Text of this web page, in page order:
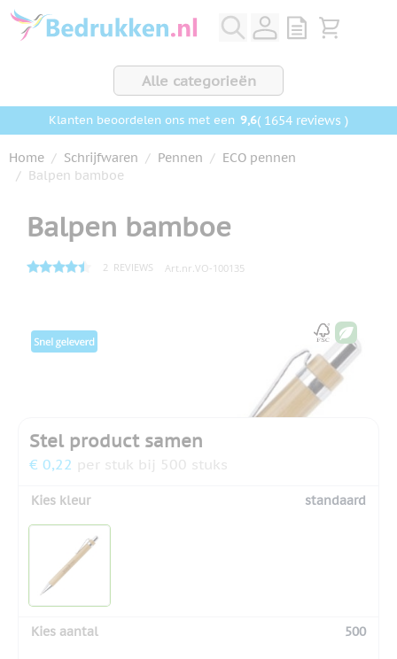
Ga naar de inhoud
View quote,
Bekijk
Alle categorieën
Klanten beoordelen ons met een 9,6( 1654 reviews )
Home / Schrijfwaren / Pennen / ECO pennen
/ Balpen bamboe
Balpen bamboe
2 REVIEWS Art.nr. VO-100135
Hoofdafbeelding
Klik om afbeelding op volledig scherm te bekijken
Stel product samen
€ 0,22 per stuk bij 500 stuks
Kies kleur standaard
Kies aantal 500